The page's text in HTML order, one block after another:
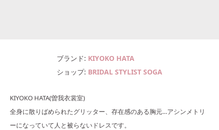
ブランド KIYOKO HATA
ショップ BRIDAL STYLIST SOGA
KIYOKO HATA(曽我衣裳室)
全身に散りばめられたグリッター、存在感のある胸元…アシンメトリ
ーになっていて人と被らないドレスです。